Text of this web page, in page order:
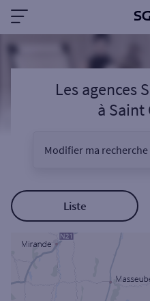
Les agences
à Saint
Modifier ma recherche
Sélectionnez votre
Liste